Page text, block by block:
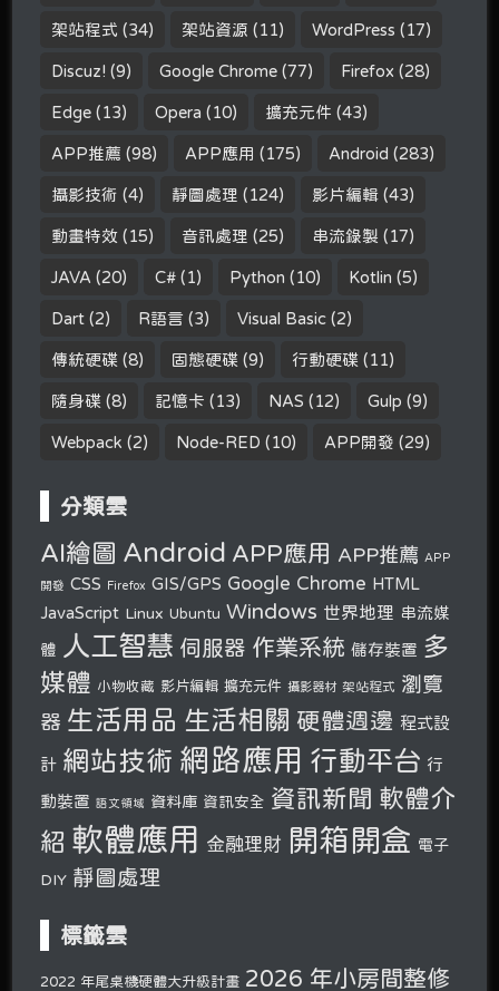
架站程式 (34) 架站資源 (11) WordPress (17)
Discuz! (9) Google Chrome (77) Firefox (28)
Edge (13) Opera (10) 擴充元件 (43)
APP推薦 (98) APP應用 (175) Android (283)
攝影技術 (4) 靜圖處理 (124) 影片編輯 (43)
動畫特效 (15) 音訊處理 (25) 串流錄製 (17)
JAVA (20) C# (1) Python (10) Kotlin (5)
Dart (2) R語言 (3) Visual Basic (2)
傳統硬碟 (8) 固態硬碟 (9) 行動硬碟 (11)
隨身碟 (8) 記憶卡 (13) NAS (12) Gulp (9)
Webpack (2) Node-RED (10) APP開發 (29)
分類雲
AI繪圖 Android APP應用 APP推薦 APP
開發 CSS Firefox GIS/GPS Google Chrome HTML
JavaScript Linux Ubuntu Windows 世界地理 串流媒
體 人工智慧 伺服器 作業系統 儲存裝置 多
媒體 小物收藏 影片編輯 擴充元件 攝影器材 架站程式
瀏覽
器 生活用品 生活相關 硬體週邊 程式設
計 網站技術 網路應用 行動平台 行
動裝置 語文領域 資料庫 資訊安全 資訊新聞 軟體介
紹 軟體應用 金融理財 開箱開盒 電子
DIY 靜圖處理
標籤雲
2022 年尾桌機硬體大升級計畫 2026 年小房間整修